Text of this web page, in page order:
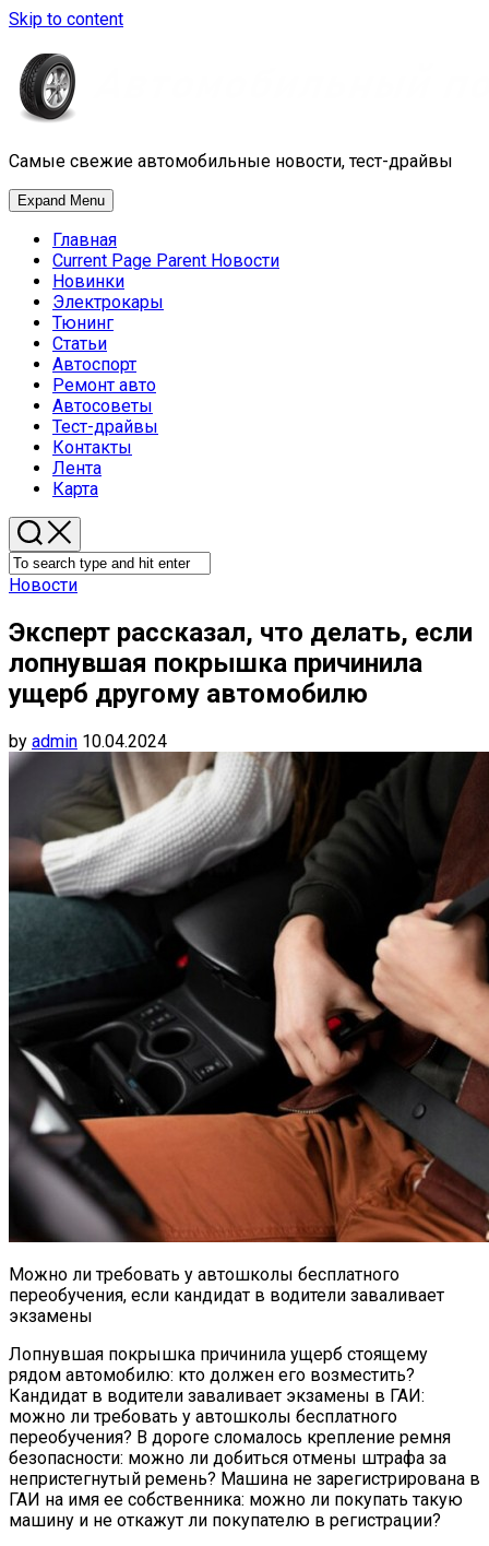
Skip to content
Самые свежие автомобильные новости, тест-драйвы
Expand Menu
Главная
Current Page Parent Новости
Новинки
Электрокары
Тюнинг
Статьи
Автоспорт
Ремонт авто
Автосоветы
Тест-драйвы
Контакты
Лента
Карта
Новости
Эксперт рассказал, что делать, если
лопнувшая покрышка причинила
ущерб другому автомобилю
by admin 10.04.2024
Можно ли требовать у автошколы бесплатного
переобучения, если кандидат в водители заваливает
экзамены
Лопнувшая покрышка причинила ущерб стоящему
рядом автомобилю: кто должен его возместить?
Кандидат в водители заваливает экзамены в ГАИ:
можно ли требовать у автошколы бесплатного
переобучения? В дороге сломалось крепление ремня
безопасности: можно ли добиться отмены штрафа за
непристегнутый ремень? Машина не зарегистрирована в
ГАИ на имя ее собственника: можно ли покупать такую
машину и не откажут ли покупателю в регистрации?